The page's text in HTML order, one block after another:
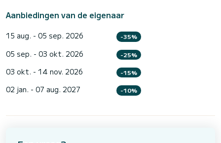
Aanbiedingen van de eigenaar
15 aug. - 05 sep. 2026 -35%
05 sep. - 03 okt. 2026 -25%
03 okt. - 14 nov. 2026 -15%
02 jan. - 07 aug. 2027 -10%